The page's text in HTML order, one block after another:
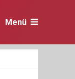
Menü